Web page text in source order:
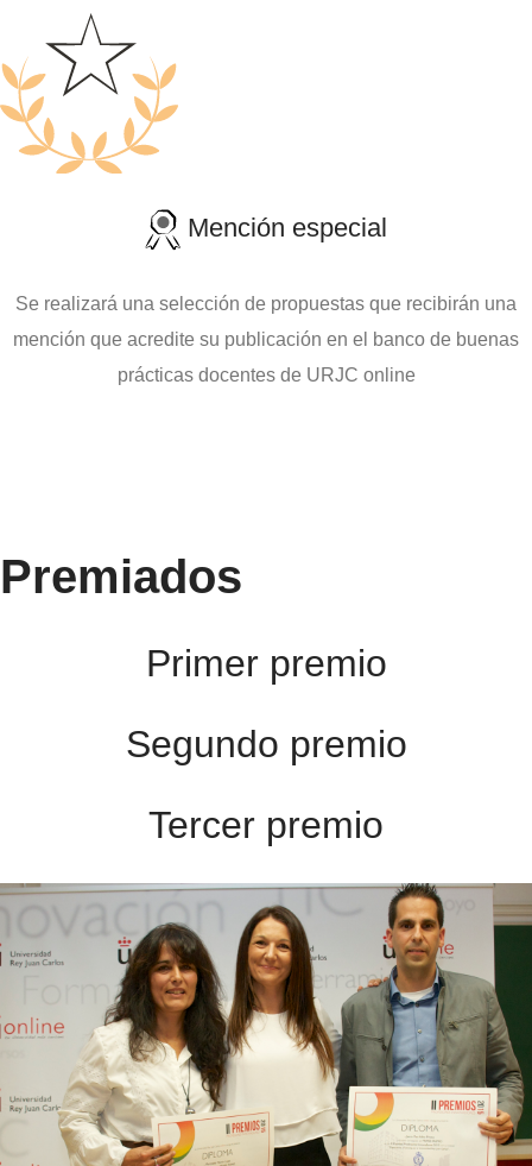
Mención especial
Se realizará una selección de propuestas que recibirán una
mención que acredite su publicación en el banco de buenas
prácticas docentes de URJC online
Premiados
Primer premio
Segundo premio
Tercer premio